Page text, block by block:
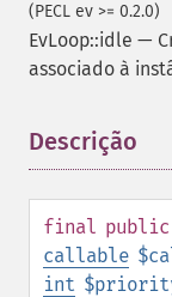
(PECL ev >= 0.2.0)
EvLoop::idle —
associado à
Descrição
final public
callable
int